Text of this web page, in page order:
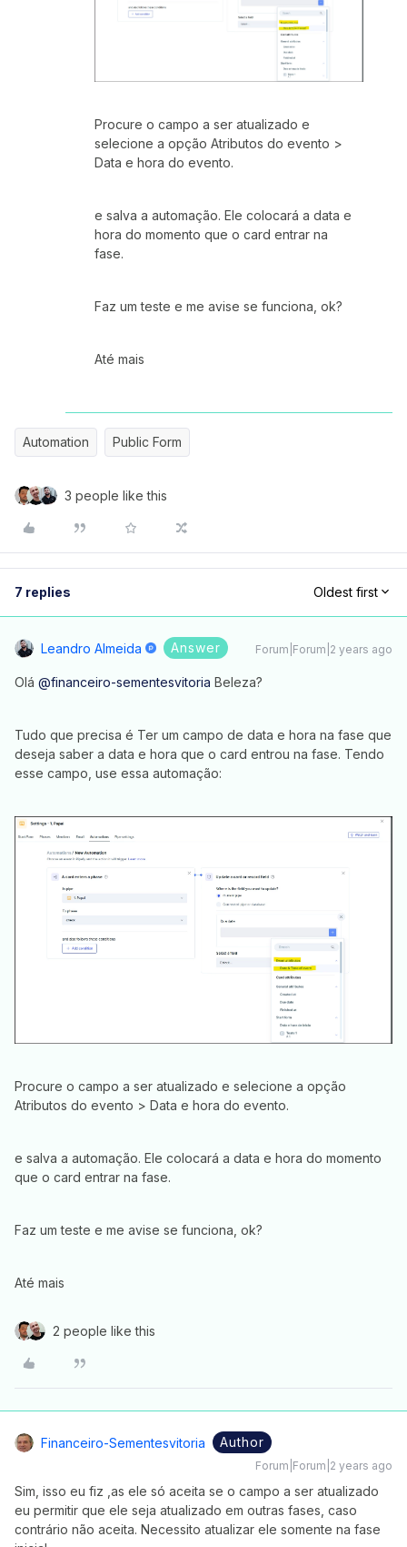
Procure o campo a ser atualizado e
selecione a opção Atributos do evento >
Data e hora do evento.
e salva a automação. Ele colocará a data e
hora do momento que o card entrar na
fase.
Faz um teste e me avise se funciona, ok?
Até mais
Automation Public Form
3 people like this
7 replies Oldest first
Leandro Almeida Answer Forum|Forum|2 years ago
Olá @financeiro-sementesvitoria Beleza?
Tudo que precisa é Ter um campo de data e hora na fase que
deseja saber a data e hora que o card entrou na fase. Tendo
esse campo, use essa automação:
Procure o campo a ser atualizado e selecione a opção
Atributos do evento > Data e hora do evento.
e salva a automação. Ele colocará a data e hora do momento
que o card entrar na fase.
Faz um teste e me avise se funciona, ok?
Até mais
2 people like this
Financeiro-Sementesvitoria Author
Forum|Forum|2 years ago
Sim, isso eu fiz ,as ele só aceita se o campo a ser atualizado
eu permitir que ele seja atualizado em outras fases, caso
contrário não aceita. Necessito atualizar ele somente na fase